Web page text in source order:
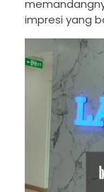
impresi yang